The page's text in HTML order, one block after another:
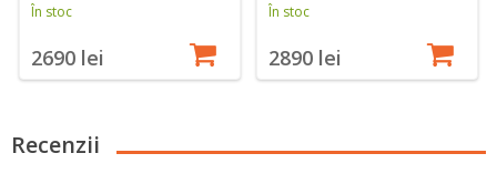
În stoc
2690 lei
În stoc
2890 lei
Recenzii